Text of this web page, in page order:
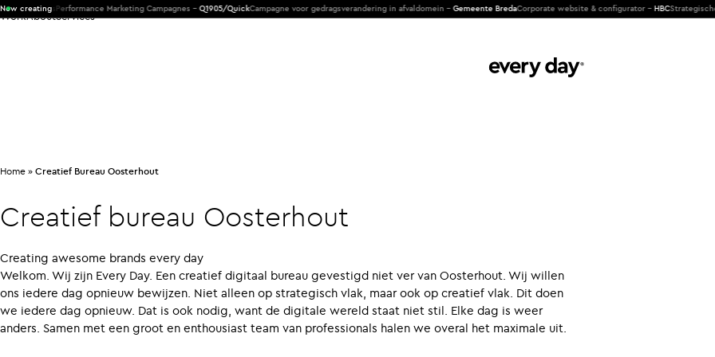
Now creating
ProductsPerformance Marketing Campagnes -Q1905/QuickCampagne voor gedragsverandering in afvaldomein -Gemeente BredaCorporate website & configurator -HBCStrategische
WorkAboutServices
Home » Creatief Bureau Oosterhout
Creatief bureau Oosterhout
Creating awesome brands every day
Welkom. Wij zijn Every Day. Een creatief digitaal bureau gevestigd niet ver van Oosterhout. Wij willen
ons iedere dag opnieuw bewijzen. Niet alleen op strategisch vlak, maar ook op creatief vlak. Dit doen
we iedere dag opnieuw. Dat is ook nodig, want de digitale wereld staat niet stil. Elke dag is weer
anders. Samen met een groot en enthousiast team van professionals halen we overal het maximale uit.